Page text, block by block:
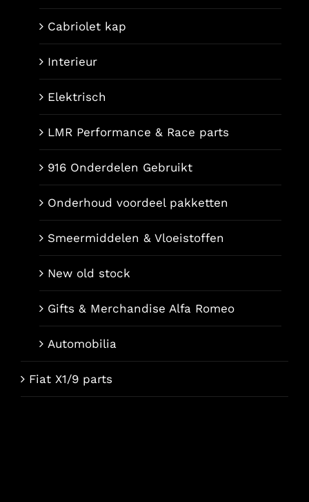
Cabriolet kap
Interieur
Elektrisch
LMR Performance & Race parts
916 Onderdelen Gebruikt
Onderhoud voordeel pakketten
Smeermiddelen & Vloeistoffen
New old stock
Gifts & Merchandise Alfa Romeo
Automobilia
Fiat X1/9 parts